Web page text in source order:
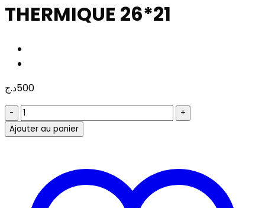
THERMIQUE 26*21
500د.ج
quantité
de
LABEL
TRANSFERT
THERMIQUE
26*21
Ajouter au panier